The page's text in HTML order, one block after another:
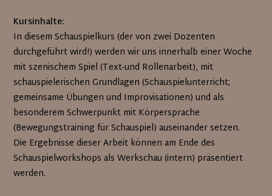
Kursinhalte:
In diesem Schauspielkurs (der von zwei Dozenten
durchgeführt wird!) werden wir uns innerhalb einer Woche
mit szenischem Spiel (Text-und Rollenarbeit), mit
schauspielerischen Grundlagen (Schauspielunterricht;
gemeinsame Übungen und Improvisationen) und als
besonderem Schwerpunkt mit Körpersprache
(Bewegungstraining für Schauspiel) auseinander setzen.
Die Ergebnisse dieser Arbeit können am Ende des
Schauspielworkshops als Werkschau (intern) präsentiert
werden.